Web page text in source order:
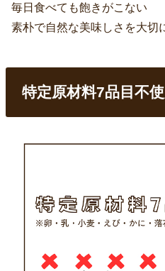
毎日食べても飽きがこない
素朴で自然な美味しさを大切
特定原材料7品目不